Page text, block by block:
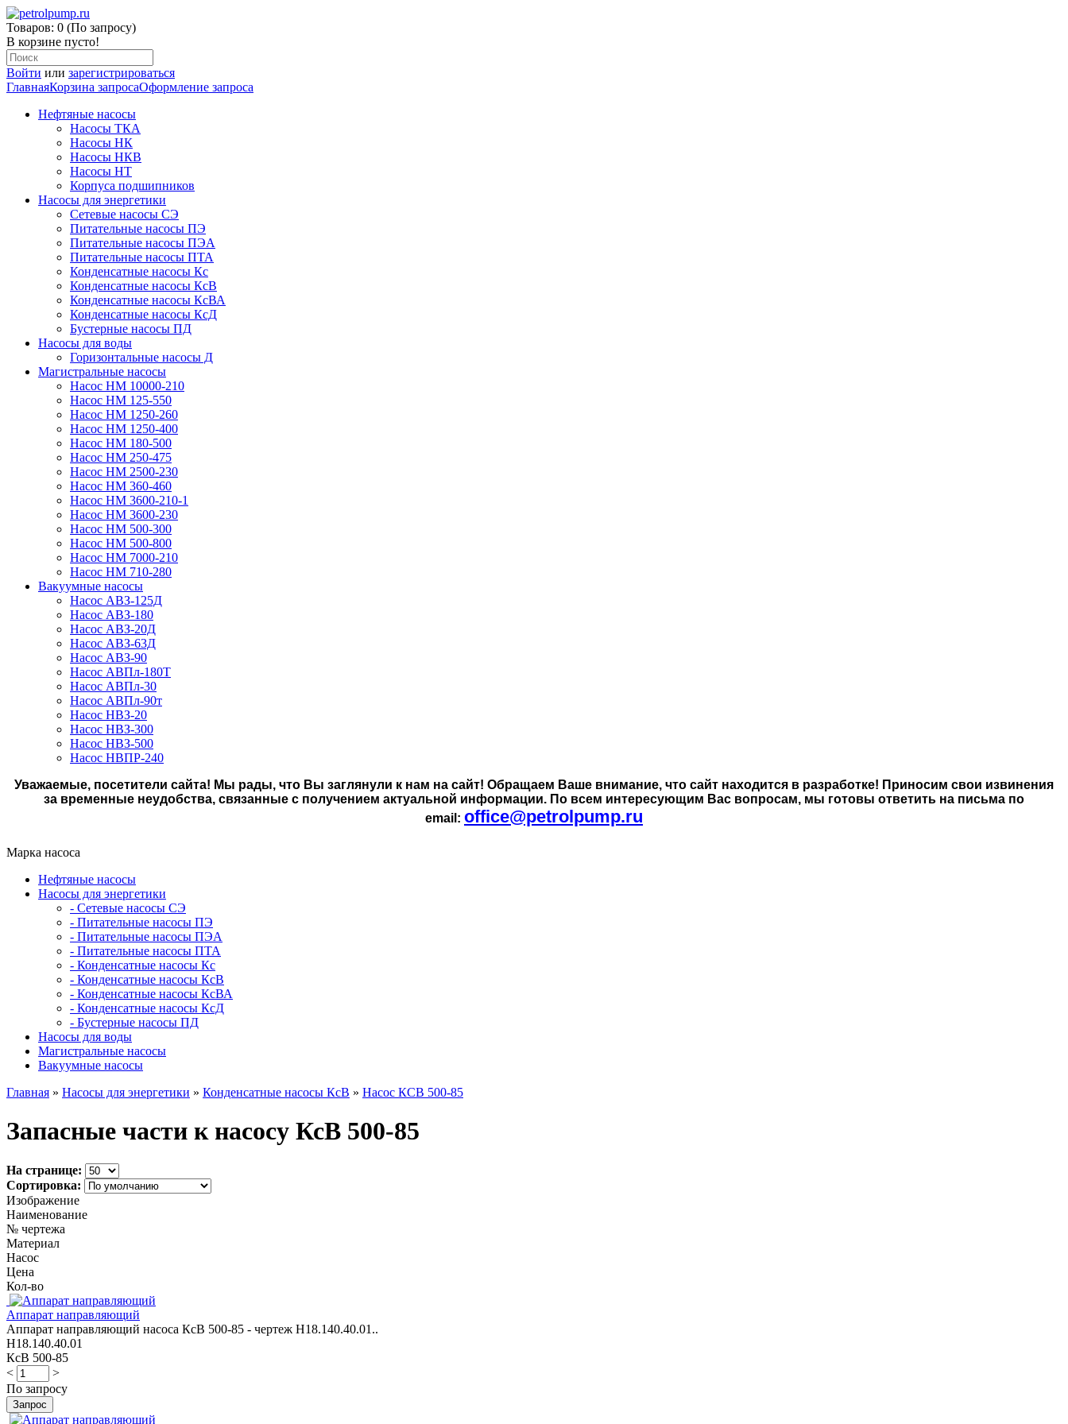
Товаров: 0 (По запросу)
В корзине пусто!
Войти или зарегистрироваться
ГлавнаяКорзина запросаОформление запроса
Нефтяные насосы
Насосы ТКА
Насосы НК
Насосы НКВ
Насосы НТ
Корпуса подшипников
Насосы для энергетики
Сетевые насосы СЭ
Питательные насосы ПЭ
Питательные насосы ПЭА
Питательные насосы ПТА
Конденсатные насосы Кс
Конденсатные насосы КсВ
Конденсатные насосы КсВА
Конденсатные насосы КсД
Бустерные насосы ПД
Насосы для воды
Горизонтальные насосы Д
Магистральные насосы
Насос НМ 10000-210
Насос НМ 125-550
Насос НМ 1250-260
Насос НМ 1250-400
Насос НМ 180-500
Насос НМ 250-475
Насос НМ 2500-230
Насос НМ 360-460
Насос НМ 3600-210-1
Насос НМ 3600-230
Насос НМ 500-300
Насос НМ 500-800
Насос НМ 7000-210
Насос НМ 710-280
Вакуумные насосы
Насос АВЗ-125Д
Насос АВЗ-180
Насос АВЗ-20Д
Насос АВЗ-63Д
Насос АВЗ-90
Насос АВПл-180Т
Насос АВПл-30
Насос АВПл-90т
Насос НВЗ-20
Насос НВЗ-300
Насос НВЗ-500
Насос НВПР-240
Уважаемые, посетители сайта! Мы рады, что Вы заглянули к нам на сайт! Обращаем Ваше внимание, что сайт находится в разработке! Приносим свои извинения
за временные неудобства, связанные с получением актуальной информации. По всем интересующим Вас вопросам, мы готовы ответить на письма по
email: office@petrolpump.ru
Марка насоса
Нефтяные насосы
Насосы для энергетики
- Сетевые насосы СЭ
- Питательные насосы ПЭ
- Питательные насосы ПЭА
- Питательные насосы ПТА
- Конденсатные насосы Кс
- Конденсатные насосы КсВ
- Конденсатные насосы КсВА
- Конденсатные насосы КсД
- Бустерные насосы ПД
Насосы для воды
Магистральные насосы
Вакуумные насосы
Главная » Насосы для энергетики » Конденсатные насосы КсВ » Насос КСВ 500-85
Запасные части к насосу КсВ 500-85
На странице:
Сортировка:
Изображение
Наименование
№ чертежа
Материал
Насос
Цена
Кол-во
Аппарат направляющий
Аппарат направляющий насоса КсВ 500-85 - чертеж Н18.140.40.01..
Н18.140.40.01
КсВ 500-85
<
>
По запросу